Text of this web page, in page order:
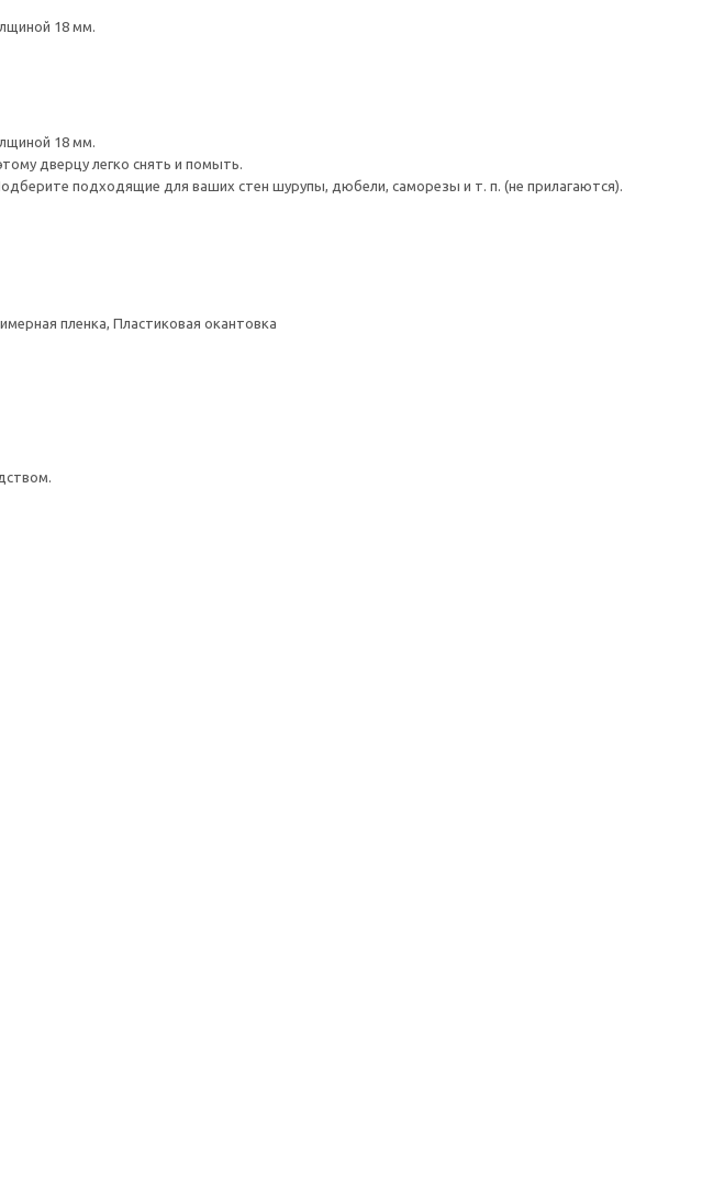
18 мм.
18 мм.
дверцу легко снять и помыть.
подходящие для ваших стен шурупы, дюбели, саморезы и т. п. (не прилагаются).
пленка, Пластиковая окантовка